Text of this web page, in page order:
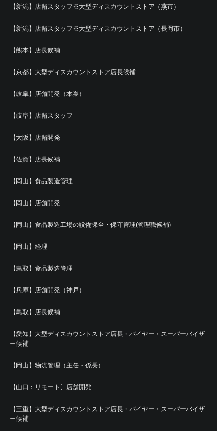
【新潟】店舗スタッフ※大型ディスカウントストア（燕市）
【新潟】店舗スタッフ※大型ディスカウントストア（長岡市）
【熊本】店長候補
【京都】大型ディスカウントストア店長候補
【岐阜】店舗開発（本巣）
【岐阜】店舗スタッフ
【大阪】店舗開発
【佐賀】店長候補
【岡山】食品製造管理
【岡山】店舗開発
【岡山】食品製造工場の設備保全・保守管理(管理職候補)
【岡山】経理
【鳥取】食品製造管理
【兵庫】店舗開発（神戸）
【鳥取】店長候補
【愛知】大型ディスカウントストア店長・バイヤー・スーパーバイザ
ー候補
【岡山】物流管理（主任・係長）
【山口：リモート】店舗開発
【三重】大型ディスカウントストア店長・バイヤー・スーパーバイザ
ー候補